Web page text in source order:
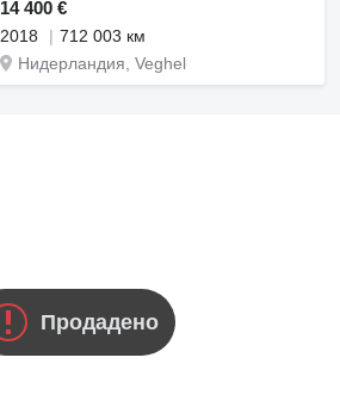
14 400 €
2018
712 003 км
Нидерландия, Veghel
Продадено